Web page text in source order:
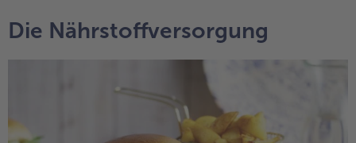
Die Nährstoffversorgung